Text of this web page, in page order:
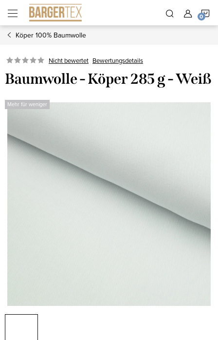
Inhalt
springen
Köper 100% Baumwolle
Nicht bewertet Bewertungsdetails
Baumwolle - Köper 285 g - Weiß
Mehr für weniger